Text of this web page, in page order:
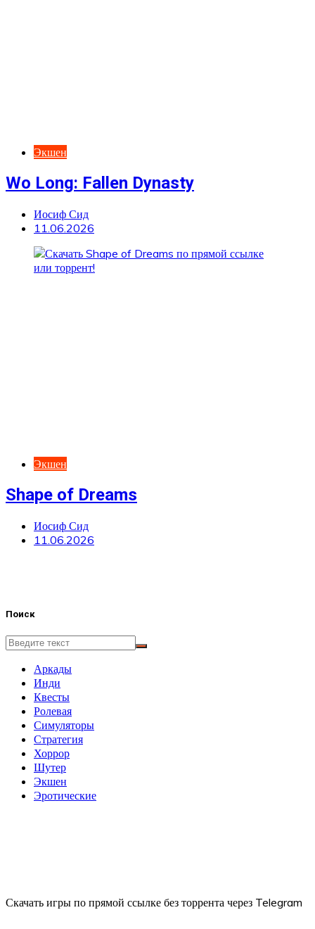
Экшен
Wo Long: Fallen Dynasty
Иосиф Сид
11.06.2026
Экшен
Shape of Dreams
Иосиф Сид
11.06.2026
Поиск
Аркады
Инди
Квесты
Ролевая
Симуляторы
Стратегия
Хоррор
Шутер
Экшен
Эротические
Скачать игры по прямой ссылке без торрента через Telegram